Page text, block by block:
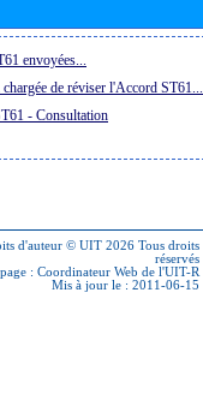
envoyées...
de réviser l'Accord ST61...
- Consultation
d'auteur © UIT 2026 Tous droits
réservés
: Coordinateur Web de l'UIT-R
Mis à jour le : 2011-06-15